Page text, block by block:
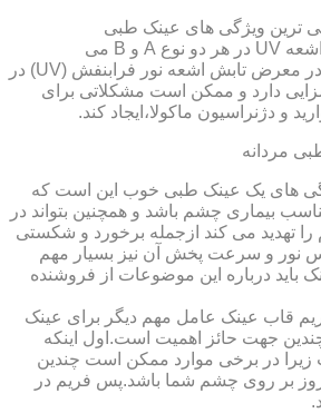
ترین ویژگی های عینک طبی
است،مقاومت در برابر اشعه UV در هر دو نوع A و B می
باشد.قطعاً قرار گرفتن در معرض تابش اشعه نور فرابنفش (UV) در
دارد و ممکن است مشکلاتی برای
و دژنراسیون ماکولا،ایجاد کند.
مردانه
های یک عینک طبی خوب این است که
بیماری چشم باشد و همچنین بتواند در
تهدید می کند ازجمله برخورد و شکستی
نور و سرعت پخش آن نیز بسیار مهم
باید درباره این موضوعات از فروشنده
قاب عینک عامل مهم دیگر برای عینک
جهت حائز اهمیت است.اول اینکه
در برخی موارد ممکن است چندین
بر روی چشم شما باشد.پس فریم در